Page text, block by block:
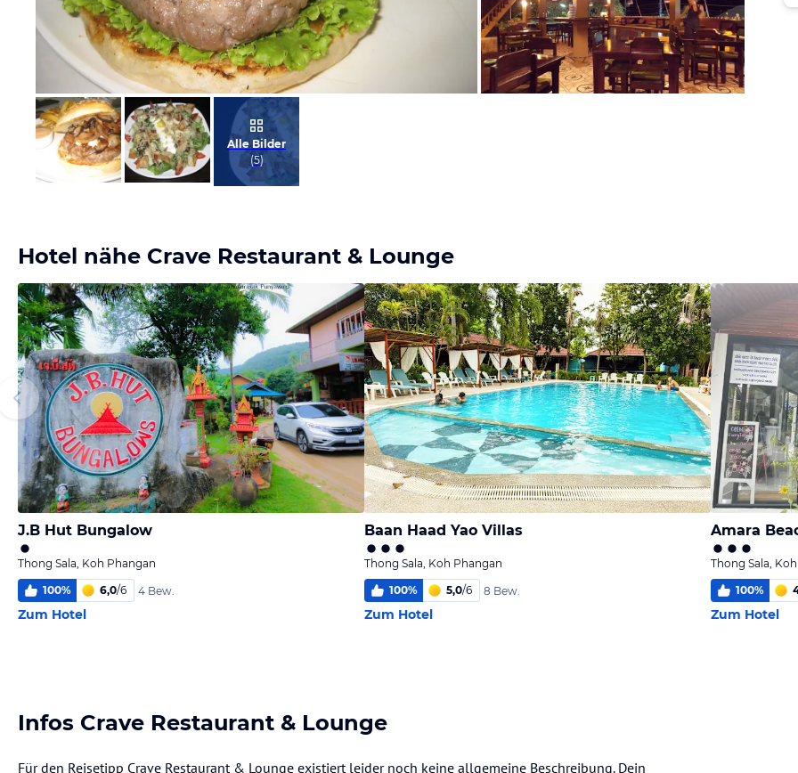
Bild melden
vom Hotelier
Alle Bilder
(5)
Hotel nähe Crave Restaurant & Lounge
J.B Hut Bungalow
Thong Sala, Koh Phangan
100% 6,0/6 4 Bew.
Zum Hotel
Baan Haad Yao Villas
Thong Sala, Koh Phangan
100% 5,0/6 8 Bew.
Zum Hotel
Amara
Thong Sala,
100%
Zum Hotel
Infos Crave Restaurant & Lounge
Für den Reisetipp Crave Restaurant & Lounge existiert leider noch keine allgemeine Beschreibung. Dein